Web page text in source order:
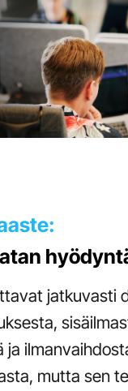
jatkuvasti
ja
mutta sen